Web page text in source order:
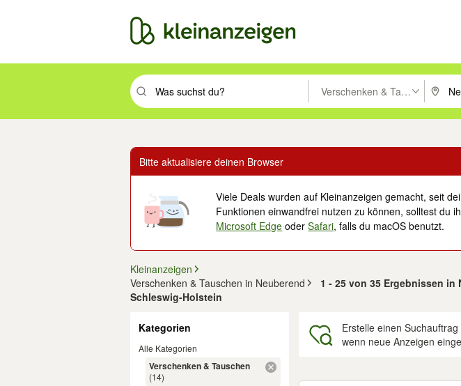
Suchbegriff eingeben. Eingabetaste drücken um zu suchen, oder
Verschenken & TauschenPLZ
Bitte aktualisiere deinen Browser
Viele Deals wurden auf Kleinanzeigen gemacht, seit
Funktionen einwandfrei nutzen zu können, solltest du
Microsoft Edge oderSafari, falls du macOS benutzt.
Kleinanzeigen
Verschenken & Tauschen in Neuberend
1 - 25 von 35 Ergebnissen in
Schleswig-Holstein
Kategorien
Alle Kategorien
Verschenken & Tauschen
(14)
Erstelle einen
wenn neue Anzeigen